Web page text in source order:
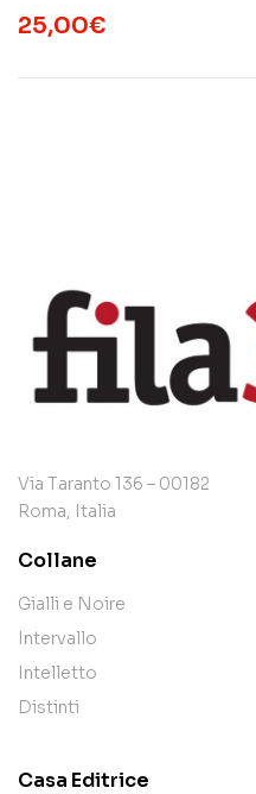
25,00€
Via Taranto 136 – 00182
Roma, Italia
Collane
Gialli e Noire
Intervallo
Intelletto
Distinti
Casa Editrice